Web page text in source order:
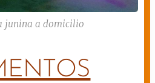
junina a domicilio